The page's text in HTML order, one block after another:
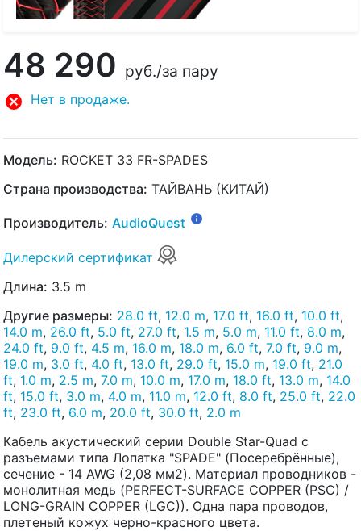
48 290 руб./за пару
Нет в продаже.
Модель: ROCKET 33 FR-SPADES
Страна производства: ТАЙВАНЬ (КИТАЙ)
Производитель: AudioQuest
Дилерский сертификат
Длина: 3.5 m
Другие размеры: 28.0 ft, 12.0 m, 17.0 ft, 16.0 ft, 10.0 ft,
14.0 m, 26.0 ft, 5.0 ft, 27.0 ft, 1.5 m, 5.0 m, 11.0 ft, 8.0 m,
24.0 ft, 9.0 ft, 4.5 m, 16.0 m, 18.0 m, 6.0 ft, 7.0 ft, 9.0 m,
19.0 m, 3.0 ft, 4.0 ft, 13.0 ft, 29.0 ft, 15.0 m, 19.0 ft, 21.0
ft, 1.0 m, 2.5 m, 7.0 m, 10.0 m, 17.0 m, 18.0 ft, 13.0 m, 14.0
ft, 15.0 ft, 3.0 m, 4.0 m, 11.0 m, 12.0 ft, 8.0 ft, 25.0 ft, 22.0
ft, 23.0 ft, 6.0 m, 20.0 ft, 30.0 ft, 2.0 m
Кабель акустический серии Double Star-Quad с
разъемами типа Лопатка "SPADE" (Посеребрённые),
сечение - 14 AWG (2,08 мм2). Материал проводников -
монолитная медь (PERFECT-SURFACE COPPER (PSC) /
LONG-GRAIN COPPER (LGC)). Одна пара проводов,
плетеный кожух черно-красного цвета.